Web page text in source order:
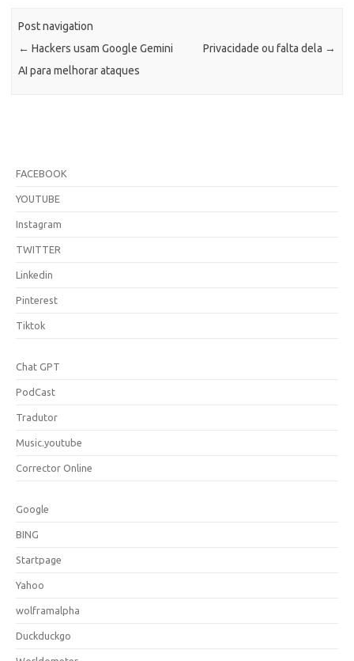
Post navigation
← Hackers usam Google Gemini
AI para melhorar ataques
Privacidade ou falta dela →
FACEBOOK
YOUTUBE
Instagram
TWITTER
Linkedin
Pinterest
Tiktok
Chat GPT
PodCast
Tradutor
Music.youtube
Corrector Online
Google
BING
Startpage
Yahoo
wolframalpha
Duckduckgo